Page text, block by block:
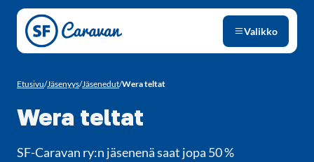
Siirry sivun sisältöön
Valikko
Etusivu/Jäsenyys/Jäsenedut/Wera teltat
Wera teltat
SF-Caravan ry:n jäsenenä saat jopa 50 %